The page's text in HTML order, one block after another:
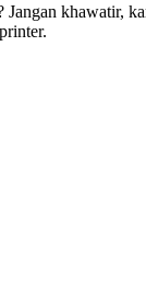
Jangan